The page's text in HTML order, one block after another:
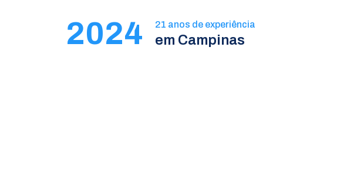
2024 21 anos de experiência
em Campinas